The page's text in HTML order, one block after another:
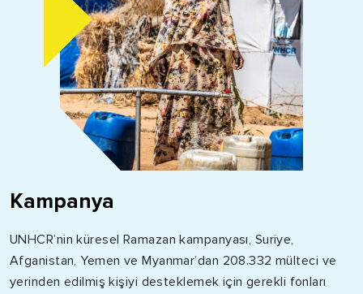
Kampanya
UNHCR’nin küresel Ramazan kampanyası, Suriye,
Afganistan, Yemen ve Myanmar’dan 208.332 mülteci ve
yerinden edilmiş kişiyi desteklemek için gerekli fonları